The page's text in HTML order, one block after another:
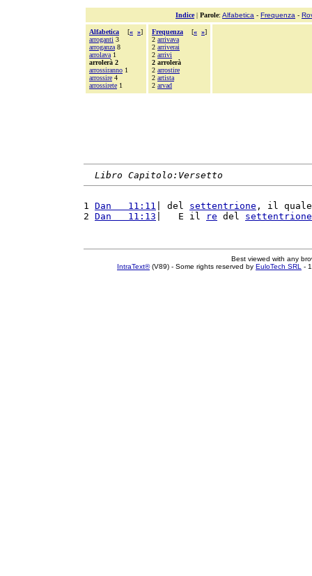
Indice| Parole: Alfabetica - Frequenza -
Alfabetica [« »]
arroganti 3
arroganza 8
arrolava 1
arrolerà 2
arrossiranno 1
arrossire 4
arrossirete 1
Frequenza [« »]
2 arrivava
2 arriverai
2 arrivi
2 arrolerà
2 arrostire
2 artista
2 arvad
Libro Capitolo:Versetto
1 Dan   11:11 | del settentrione , il
2 Dan   11:13 |   E il re del settentrione
Best viewed with any
IntraText®(V89) - Some rights reserved by EuloTech SRL -